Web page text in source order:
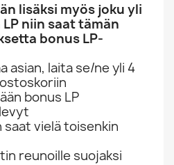
lisäksi myös joku yli
niin saat tämän
bonus LP-
asian, laita se/ne yli 4
bonus LP
vielä toisenkin
reunoille suojaksi